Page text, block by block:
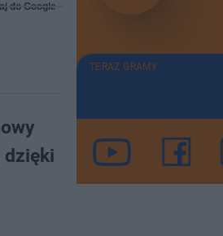
do Google
dzięki
TERAZ GRAMY